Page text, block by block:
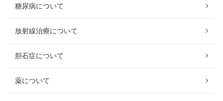
糖尿病について
放射線治療について
胆石症について
薬について